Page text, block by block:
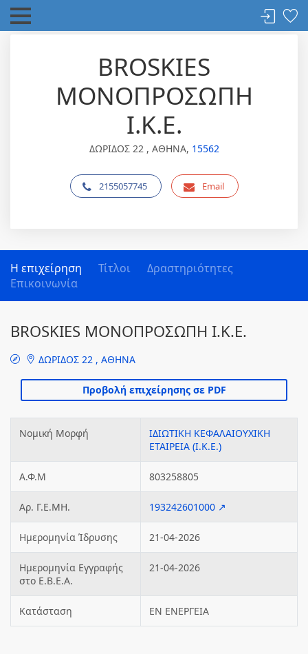
BROSKIES
ΜΟΝΟΠΡΟΣΩΠΗ
Ι.Κ.Ε.
ΔΩΡΙΔΟΣ 22 , ΑΘΗΝΑ, 15562
2155057745 Email
Η επιχείρηση Τίτλοι
Δραστηριότητες
Επικοινωνία
BROSKIES ΜΟΝΟΠΡΟΣΩΠΗ Ι.Κ.Ε.
ΔΩΡΙΔΟΣ 22 , ΑΘΗΝΑ
Νομική Μορφή
ΙΔΙΩΤΙΚΗ ΚΕΦΑΛΑΙΟΥΧΙΚΗ
ΕΤΑΙΡΕΙΑ (Ι.Κ.Ε.)
Α.Φ.Μ 803258805
Αρ. Γ.Ε.ΜΗ. 193242601000 ↗
Ημερομηνία Ίδρυσης 21-04-2026
Ημερομηνία Εγγραφής
στο Ε.Β.Ε.Α.
21-04-2026
Κατάσταση ΕΝ ΕΝΕΡΓΕΙΑ